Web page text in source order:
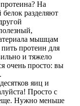
протеина? На
разделяют
мышцам
протеин для
и тяжело
очень просто: вы
яиц и
Просто с
Нужно меньше